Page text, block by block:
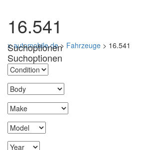
16.541
x-automobile.de> Fahrzeuge > 16.541
Suchoptionen
Suchoptionen